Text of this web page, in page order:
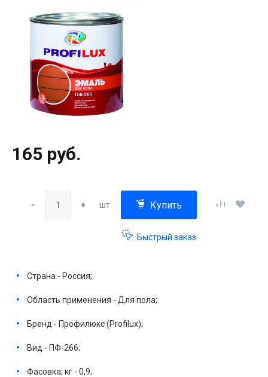
165 руб.
- + шт Купить
Быстрый заказ
Страна - Россия;
Область применения - Для пола;
Бренд - Профилюкс (Profilux);
Вид - ПФ-266;
Фасовка, кг - 0,9;